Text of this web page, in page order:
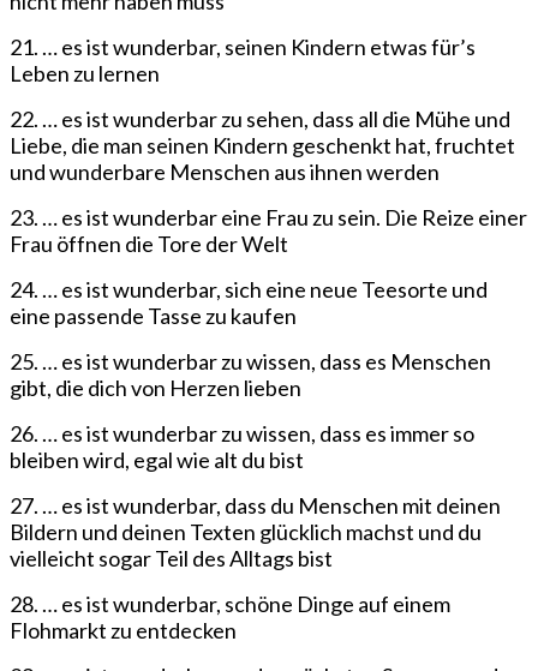
21. … es ist wunderbar, seinen Kindern etwas für’s
Leben zu lernen
22. … es ist wunderbar zu sehen, dass all die Mühe und
Liebe, die man seinen Kindern geschenkt hat, fruchtet
und wunderbare Menschen aus ihnen werden
23. … es ist wunderbar eine Frau zu sein. Die Reize einer
Frau öffnen die Tore der Welt
24. … es ist wunderbar, sich eine neue Teesorte und
eine passende Tasse zu kaufen
25. … es ist wunderbar zu wissen, dass es Menschen
gibt, die dich von Herzen lieben
26. … es ist wunderbar zu wissen, dass es immer so
bleiben wird, egal wie alt du bist
27. … es ist wunderbar, dass du Menschen mit deinen
Bildern und deinen Texten glücklich machst und du
vielleicht sogar Teil des Alltags bist
28. … es ist wunderbar, schöne Dinge auf einem
Flohmarkt zu entdecken